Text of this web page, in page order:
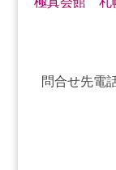
問合せ先電